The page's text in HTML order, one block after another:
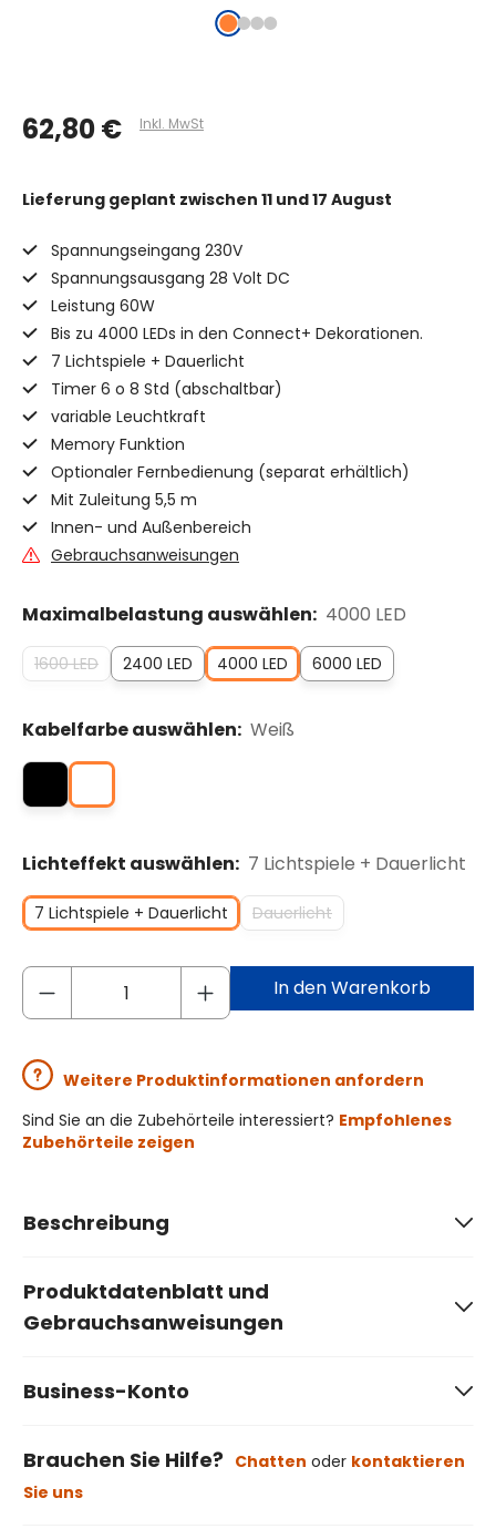
62,80 € Inkl. MwSt
Lieferung geplant zwischen 11 und 17 August
Spannungseingang 230V
Spannungsausgang 28 Volt DC
Leistung 60W
Bis zu 4000 LEDs in den Connect+ Dekorationen.
7 Lichtspiele + Dauerlicht
Timer 6 o 8 Std (abschaltbar)
variable Leuchtkraft
Memory Funktion
Optionaler Fernbedienung (separat erhältlich)
Mit Zuleitung 5,5 m
Innen- und Außenbereich
Gebrauchsanweisungen
Maximalbelastung auswählen: 4000 LED
1600 LED 2400 LED 4000 LED 6000 LED
Kabelfarbe auswählen: Weiß
Lichteffekt auswählen: 7 Lichtspiele + Dauerlicht
7 Lichtspiele + Dauerlicht Dauerlicht
In den Warenkorb
Weitere Produktinformationen anfordern
Sind Sie an die Zubehörteile interessiert? Empfohlenes
Zubehörteile zeigen
Beschreibung
Produktdatenblatt und
Gebrauchsanweisungen
Business-Konto
Brauchen Sie Hilfe? Chatten oder kontaktieren
Sie uns